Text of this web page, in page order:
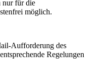
nur für die
möglich.
Aufforderung des
Regelungen